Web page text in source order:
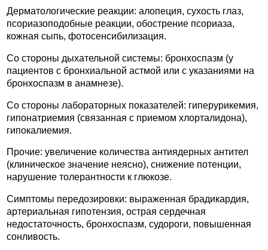
Дерматологические реакции: алопеция, сухость глаз,
псориазоподобные реакции, обострение псориаза,
кожная сыпь, фотосенсибилизация.
Со стороны дыхательной системы: бронхоспазм (у
пациентов с бронхиальной астмой или с указаниями на
бронхоспазм в анамнезе).
Со стороны лабораторных показателей: гиперурикемия,
гипонатриемия (связанная с приемом хлорталидона),
гипокалиемия.
Прочие: увеличение количества антиядерных антител
(клиническое значение неясно), снижение потенции,
нарушение толерантности к глюкозе.
Симптомы передозировки: выраженная брадикардия,
артериальная гипотензия, острая сердечная
недостаточность, бронхоспазм, судороги, повышенная
сонливость.